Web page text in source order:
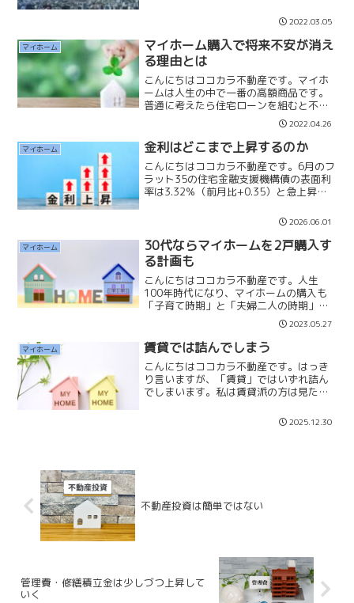
また池袋の西武百貨店の親会社であるセ
ブン&アイ・ホールディングスは百貨店運
営をする、そごう・西...
2022.03.05
マイホーム
マイホーム購入で将来不安が消え
る理由とは
こんにちはココカラ不動産です。マイホ
ームは人生の中で一番の高額商品です。
普通に考えたら住宅ローンを組むと不安
になる方も多いと思います。一方で賃貸
に住み続けて住宅ローンを組まなければ
将来不安がないかといえばそうではな
く、老後手前の年齢になれば...
2022.04.26
マイホーム 金利はどこまで上昇するのか
こんにちはココカラ不動産です。6月のフ
ラット35の住宅金融支援機構債の表面利
率は3.32％（前月比+0.35）と急上昇
てきています。来年にはフラット35は
「４％〜５％」になり、民間金融機関の
変動金利は「...
2026.06.01
マイホーム
30代ならマイホームを2戸購入す
る計画も
こんにちはココカラ不動産です。人生
100年時代になり、マイホームの購入も
「子育て時期」と「夫婦二人の時期」な
ど、ライフプランの変化に合わせて2度購
入をする方もいらっしゃいます。子育て
時期には3LDKの広めの部屋に住み、夫婦
二人になったら広め...
2023.05.27
マイホーム 賃貸では詰んでしまう
こんにちはココカラ不動産です。はっき
り言いますが、「賃貸」ではいずれ詰ん
でしまいます。私は賃貸派の方は見たく
思っています。「賃貸派の方は老後の生
活を考えたことはありますか？」賃貸の
2025.12.30
不動産投資は簡単ではない
管理費・修繕積立金は少しづつ上昇して
いく